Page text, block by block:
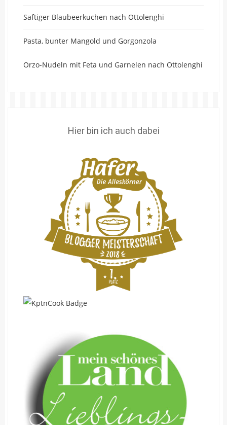
Saftiger Blaubeerkuchen nach Ottolenghi
Pasta, bunter Mangold und Gorgonzola
Orzo-Nudeln mit Feta und Garnelen nach Ottolenghi
Hier bin ich auch dabei